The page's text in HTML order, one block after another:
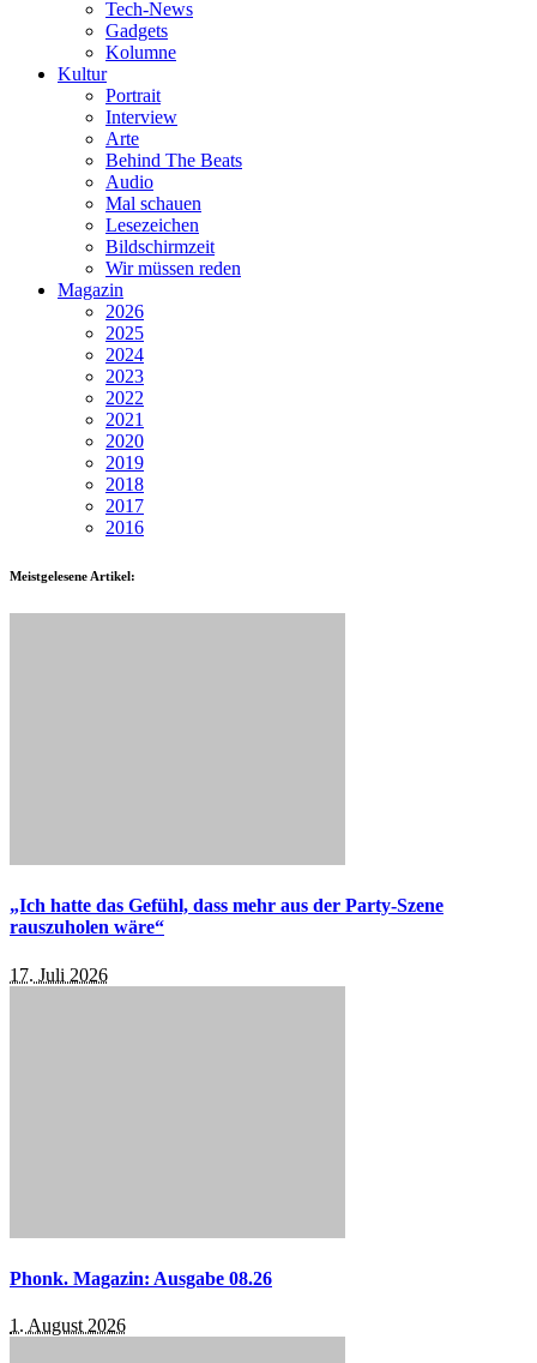
Tech-News
Gadgets
Kolumne
Kultur
Portrait
Interview
Arte
Behind The Beats
Audio
Mal schauen
Lesezeichen
Bildschirmzeit
Wir müssen reden
Magazin
2026
2025
2024
2023
2022
2021
2020
2019
2018
2017
2016
Meistgelesene Artikel:
„Ich hatte das Gefühl, dass mehr aus der Party-Szene
rauszuholen wäre“
17. Juli 2026
Phonk. Magazin: Ausgabe 08.26
1. August 2026